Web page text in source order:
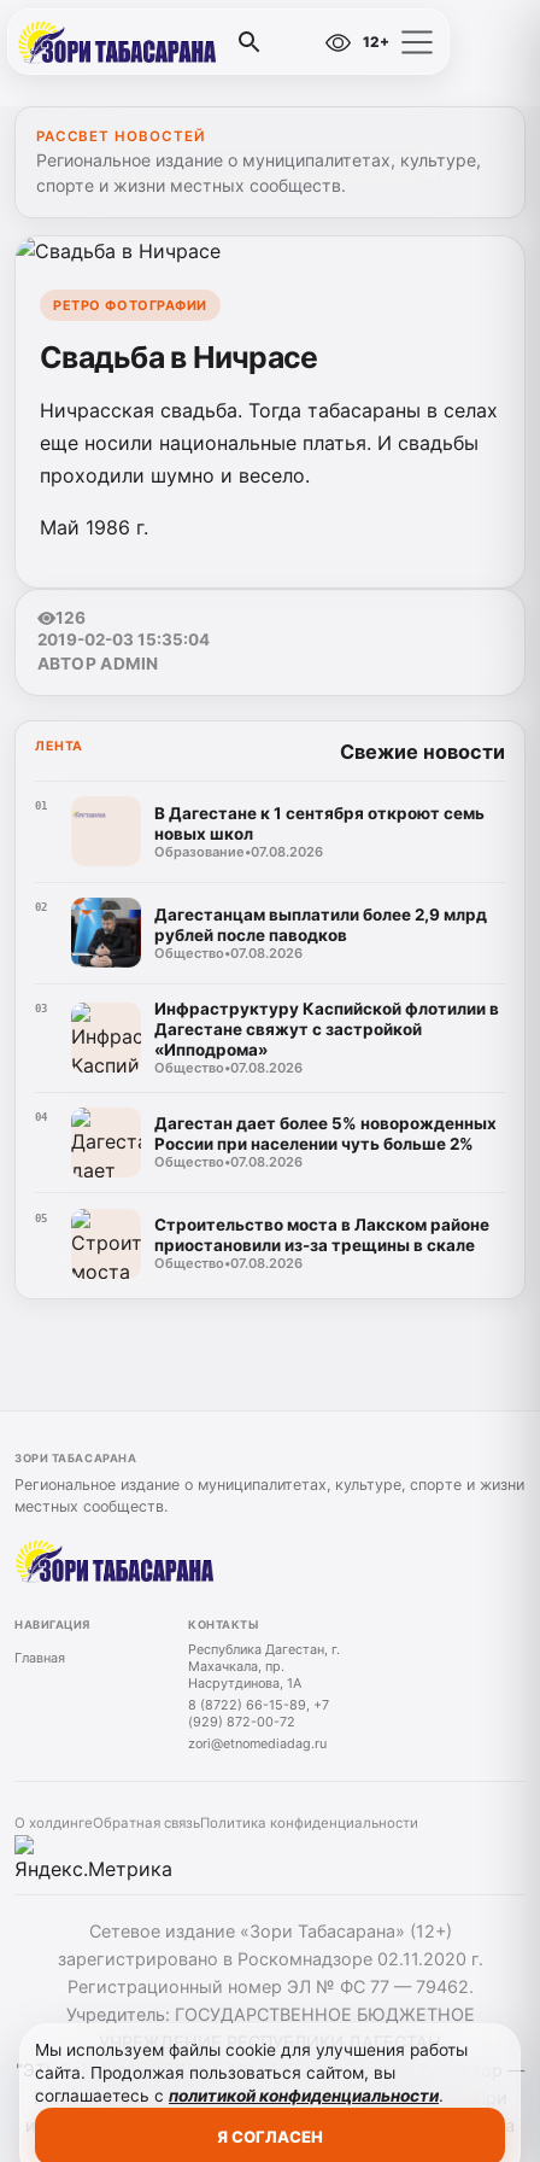
12+
РАССВЕТ НОВОСТЕЙ
Региональное издание о муниципалитетах, культуре,
спорте и жизни местных сообществ.
РЕТРО ФОТОГРАФИИ
Свадьба в Ничрасе
Ничрасская свадьба. Тогда табасараны в селах
еще носили национальные платья. И свадьбы
проходили шумно и весело.
Май 1986 г.
126
2019-02-03 15:35:04
АВТОР ADMIN
ЛЕНТА Свежие новости
01
В Дагестане к 1 сентября откроют семь
новых школ
Образование•07.08.2026
02
Дагестанцам выплатили более 2,9 млрд
рублей после паводков
Общество•07.08.2026
03
Инфраструктуру Каспийской флотилии в
Дагестане свяжут с застройкой
«Ипподрома»
Общество•07.08.2026
04
Дагестан дает более 5% новорожденных
России при населении чуть больше 2%
Общество•07.08.2026
05
Строительство моста в Лакском районе
приостановили из-за трещины в скале
Общество•07.08.2026
ЗОРИ ТАБАСАРАНА
Региональное издание о муниципалитетах, культуре, спорте и жизни
местных сообществ.
НАВИГАЦИЯ
Главная
КОНТАКТЫ
Республика Дагестан, г.
Махачкала, пр.
Насрутдинова, 1А
8 (8722) 66-15-89, +7
(929) 872-00-72
zori@etnomediadag.ru
О холдингеОбратная связьПолитика конфиденциальности
Сетевое издание «Зори Табасарана» (12+)
зарегистрировано в Роскомнадзоре 02.11.2020 г.
Регистрационный номер ЭЛ № ФС 77 — 79462.
Учредитель: ГОСУДАРСТВЕННОЕ БЮДЖЕТНОЕ
УЧРЕЖДЕНИЕ РЕСПУБЛИКИ ДАГЕСТАН
"ЭТНОМЕДИАХОЛДИНГ "ДАГЕСТАН". Главный редактор —
Г. Н. Маллалиев, Телефон редакции: 88722661589. При
использовании материалов сайта активная гиперссылка
Мы используем файлы cookie для улучшения работы
сайта. Продолжая пользоваться сайтом, вы
соглашаетесь с политикой конфиденциальности.
Я СОГЛАСЕН